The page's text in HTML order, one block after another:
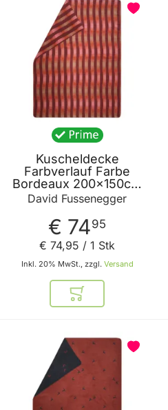
Kuscheldecke
Farbverlauf Farbe
Bordeaux 200x150cm
von David
Fussenegger
David Fussenegger
€ 7495
Inkl. 20% MwSt., zzgl. Versand
€ 74,95 / 1 Stk
In den Warenkorb